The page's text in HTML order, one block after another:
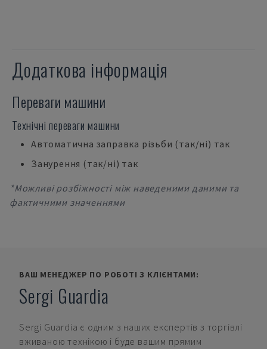
Додаткова інформація
Переваги машини
Технічні переваги машини
Автоматична заправка різьби (так/ні) так
Занурення (так/ні) так
*Можливі розбіжності між наведеними даними та
фактичними значеннями
ВАШ МЕНЕДЖЕР ПО РОБОТІ З КЛІЄНТАМИ:
Sergi Guardia
Sergi Guardia є одним з наших експертів з торгівлі
вживаною технікою і буде вашим прямим